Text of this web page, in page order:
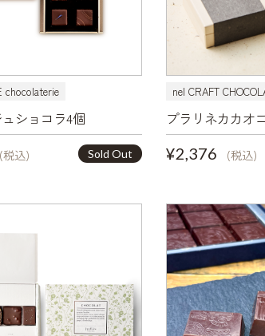
chocolaterie
ショコラ4個
(税込) Sold Out
nel CRAFT
プラリネカカオ
¥2,376
(税込)